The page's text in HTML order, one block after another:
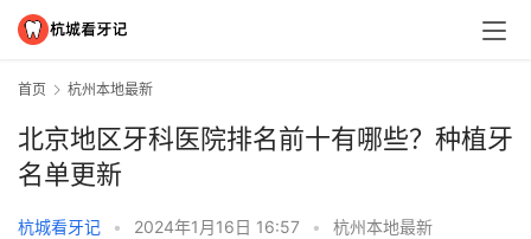
首页 杭州本地最新
北京地区牙科医院排名前十有哪些？种植牙
名单更新
杭城看牙记 • 2024年1月16日 16:57 • 杭州本地最新